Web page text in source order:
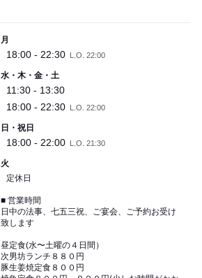
月
18:00 - 22:30 L.O. 22:00
水・木・金・土
11:30 - 13:30
18:00 - 22:30
L.O. 22:00
日・祝日
18:00 - 22:00 L.O. 21:30
火
定休日
■ 営業時間
日中の法事、七五三祝、ご宴会、ご予約お受け
致します
昼定食(水〜土曜の４日間）
次男坊ランチ８８０円
豚生姜焼定食８００円